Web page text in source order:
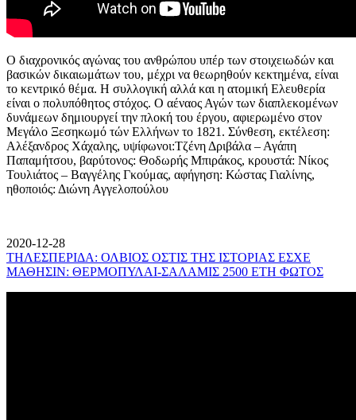
Ο διαχρονικός αγώνας του ανθρώπου υπέρ των στοιχειωδών και
βασικών δικαιωμάτων του, μέχρι να θεωρηθούν κεκτημένα, είναι
το κεντρικό θέμα. Η συλλογική αλλά και η ατομική Ελευθερία
είναι ο πολυπόθητος στόχος. Ο αέναος Αγών των διαπλεκομένων
δυνάμεων δημιουργεί την πλοκή του έργου, αφιερωμένο στον
Μεγάλο Ξεσηκωμό τών Ελλήνων το 1821. Σύνθεση, εκτέλεση:
Αλέξανδρος Χάχαλης, υψίφωνοι:Τζένη Δριβάλα – Αγάπη
Παπαμήτσου, βαρύτονος: Θοδωρής Μπιράκος, κρουστά: Νίκος
Τουλιάτος – Βαγγέλης Γκούμας, αφήγηση: Κώστας Γιαλίνης,
ηθοποιός: Διώνη Αγγελοπούλου
2020-12-28
ΤΗΛΕΣΠΕΡΙΔΑ: ΟΛΒΙΟΣ ΟΣΤΙΣ ΤΗΣ ΙΣΤΟΡΙΑΣ ΕΣΧΕ
ΜΑΘΗΣΙΝ: ΘΕΡΜΟΠΥΛΑΙ-ΣΑΛΑΜΙΣ 2500 ΕΤΗ ΦΩΤΟΣ